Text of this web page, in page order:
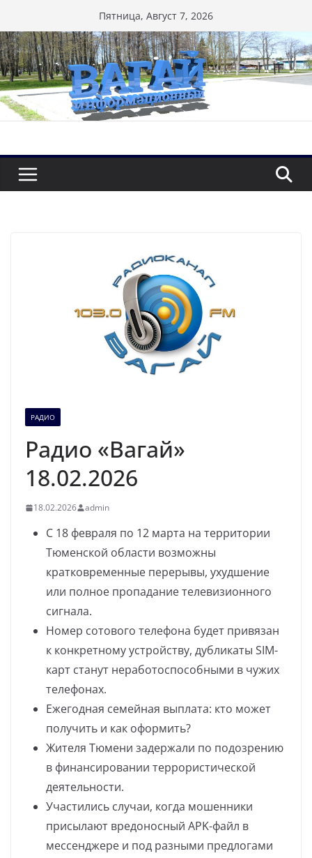
к
содержимому
Пятница, Август 7, 2026
РАДИО
Радио «Вагай»
18.02.2026
18.02.2026 admin
С 18 февраля по 12 марта на территории
Тюменской области возможны
кратковременные перерывы, ухудшение
или полное пропадание телевизионного
сигнала.
Номер сотового телефона будет привязан
к конкретному устройству, дубликаты SIM-
карт станут неработоспособными в чужих
телефонах.
Ежегодная семейная выплата: кто может
получить и как оформить?
Жителя Тюмени задержали по подозрению
в финансировании террористической
деятельности.
Участились случаи, когда мошенники
присылают вредоносный APK-файл в
мессенджере и под разными предлогами